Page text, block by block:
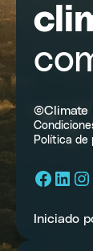
©Climate
Política de
Iniciado